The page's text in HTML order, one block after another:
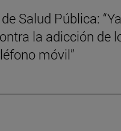
Salud Pública:
la adicción de
móvil”